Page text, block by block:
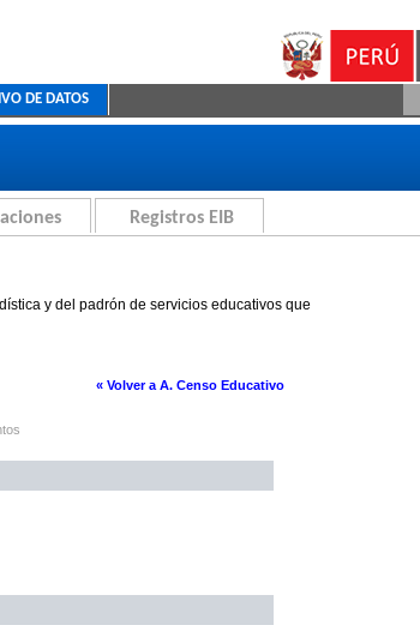
DE DATOS
Registros EIB
y del padrón de servicios educativos que
« Volver a A. Censo Educativo